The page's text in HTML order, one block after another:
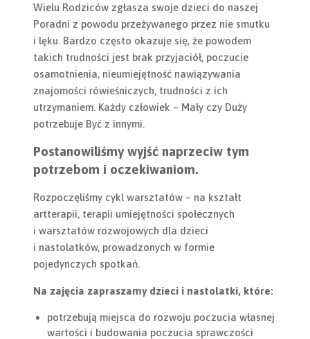
Wielu Rodziców zgłasza swoje dzieci do naszej
Poradni z powodu przeżywanego przez nie smutku
i lęku. Bardzo często okazuje się, że powodem
takich trudności jest brak przyjaciół, poczucie
osamotnienia, nieumiejętność nawiązywania
znajomości rówieśniczych, trudności z ich
utrzymaniem. Każdy człowiek – Mały czy Duży
potrzebuje Być z innymi.
Postanowiliśmy wyjść naprzeciw tym
potrzebom i oczekiwaniom.
Rozpoczęliśmy cykl warsztatów – na kształt
artterapii, terapii umiejętności społecznych
i warsztatów rozwojowych dla dzieci
i nastolatków, prowadzonych w formie
pojedynczych spotkań.
Na zajęcia zapraszamy dzieci i nastolatki, które:
potrzebują miejsca do rozwoju poczucia własnej
wartości i budowania poczucia sprawczości